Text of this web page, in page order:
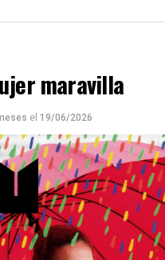
de MU ☝️viene con doble
Sin chamuyo, a
maravilla
el 19/06/2026